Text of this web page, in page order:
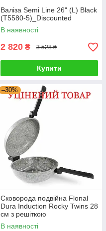
Валіза Semi Line 26" (L) Black
(T5580-5)_Discounted
В наявності
2 820 ₴ 3 528 ₴
Купити
–30%
Сковорода подвійна Flonal
Dura Induction Rocky Twins 28
см з решіткою
(RKIWP2830)_Discounted
В наявності